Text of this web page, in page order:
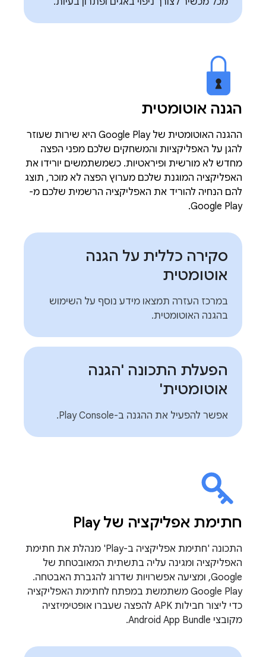
הגנה אוטומטית
ההגנה האוטומטית של Google Play היא שירות שעוזר
להגן על האפליקציות והמשחקים שלכם מפני הפצה
מחדש לא מורשית ופיראטיות. כשמשתמשים יורידו את
האפליקציה המוגנת שלכם מערוץ הפצה לא מוכר, תוצג
להם הנחיה להוריד את האפליקציה הרשמית שלכם מ-
Google Play.
סקירה כללית על הגנה
אוטומטית
במרכז העזרה תמצאו מידע נוסף על השימוש
בהגנה האוטומטית.
הפעלת התכונה 'הגנה
אוטומטית'
אפשר להפעיל את ההגנה ב-Play Console.
חתימת אפליקציה של Play
התכונה 'חתימת אפליקציה ב-Play' מנהלת את חתימת
האפליקציה ומגינה עליה בתשתית המאובטחת של
Google, ומציעה אפשרויות שדרוג להגברת האבטחה.
Google Play משתמשת במפתח לחתימת האפליקציה
כדי ליצור חבילות APK להפצה שעברו אופטימיזציה
מקובצי Android App Bundle.